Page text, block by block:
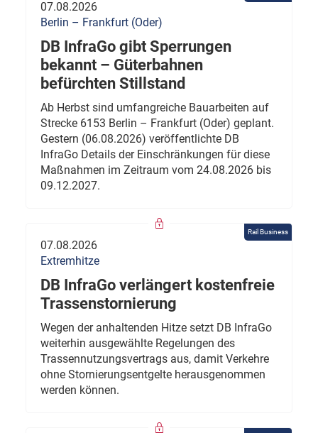
07.08.2026
Berlin – Frankfurt (Oder)
DB InfraGo gibt Sperrungen
bekannt – Güterbahnen
befürchten Stillstand
Ab Herbst sind umfangreiche Bauarbeiten auf
Strecke 6153 Berlin – Frankfurt (Oder) geplant.
Gestern (06.08.2026) veröffentlichte DB
InfraGo Details der Einschränkungen für diese
Maßnahmen im Zeitraum vom 24.08.2026 bis
09.12.2027.
Rail Business
07.08.2026
Extremhitze
DB InfraGo verlängert kostenfreie
Trassenstornierung
Wegen der anhaltenden Hitze setzt DB InfraGo
weiterhin ausgewählte Regelungen des
Trassennutzungsvertrags aus, damit Verkehre
ohne Stornierungsentgelte herausgenommen
werden können.